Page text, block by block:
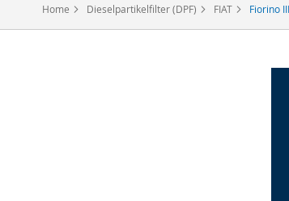
Home Dieselpartikelfilter (DPF) FIAT Fiorino III